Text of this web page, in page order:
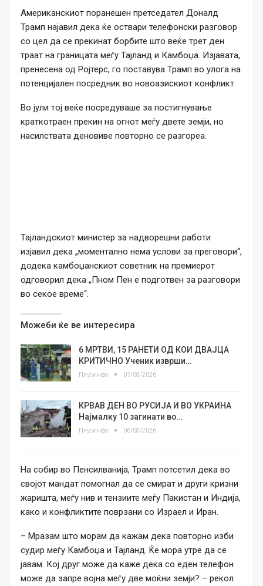
Американскиот поранешен претседател Доналд
Трамп најавил дека ќе оствари телефонски разговор
со цел да се прекинат борбите што веќе трет ден
траат на границата меѓу Тајланд и Камбоџа. Изјавата,
пренесена од Ројтерс, го поставува Трамп во улога на
потенцијален посредник во новоазискиот конфликт.
Во јули тој веќе посредуваше за постигнување
краткотраен прекин на огнот меѓу двете земји, но
насилствата деновиве повторно се разгореа.
Тајландскиот министер за надворешни работи
изјавил дека „моментално нема услови за преговори“,
додека камбоџанскиот советник на премиерот
одговорил дека „Пном Пен е подготвен за разговори
во секое време“.
Можеби ќе ве интересира
6 МРТВИ, 15 РАНЕТИ ОД КОИ ДВАЈЦА
КРИТИЧНО Ученик изврши…
Плусинфо 07/08/2026
КРВАВ ДЕН ВО РУСИЈА И ВО УКРАИНА
Најмалку 10 загинати во…
Плусинфо 06/08/2026
На собир во Пенсилванија, Трамп потсетил дека во
својот мандат помогнал да се смират и други кризни
жаришта, меѓу нив и тензиите меѓу Пакистан и Индија,
како и конфликтите поврзани со Израел и Иран.
– Мразам што морам да кажам дека повторно изби
судир меѓу Камбоџа и Тајланд. Ќе мора утре да се
јавам. Кој друг може да каже дека со еден телефон
може да запре војна меѓу две моќни земји? – рекол